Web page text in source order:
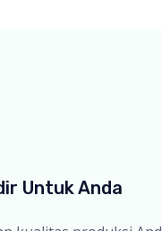
Untuk Anda